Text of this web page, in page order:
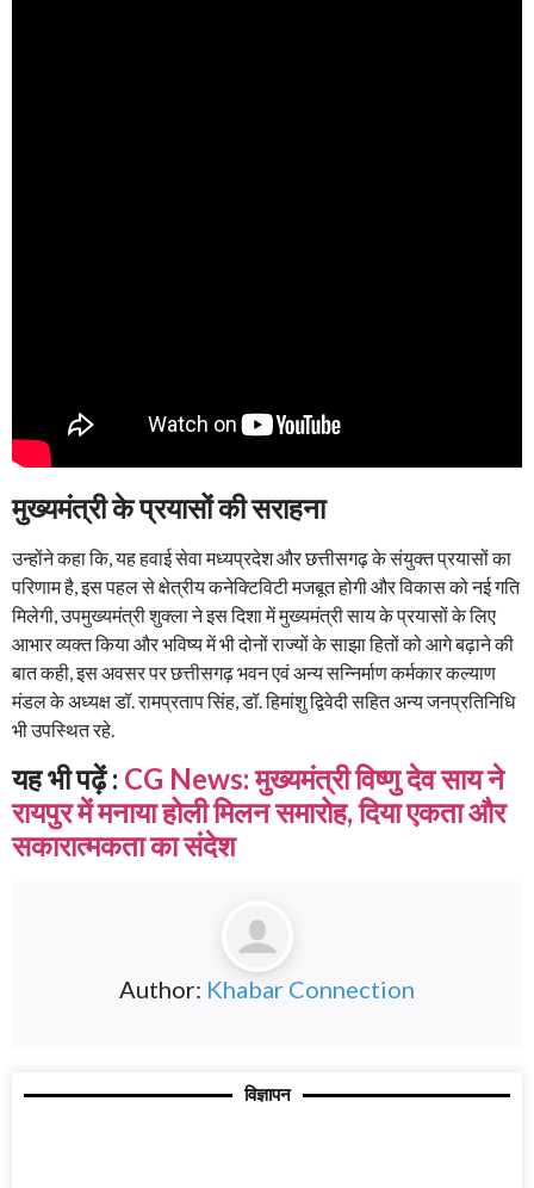
मुख्यमंत्री के प्रयासों की सराहना
उन्होंने कहा कि, यह हवाई सेवा मध्यप्रदेश और छत्तीसगढ़ के संयुक्त प्रयासों का
परिणाम है, इस पहल से क्षेत्रीय कनेक्टिविटी मजबूत होगी और विकास को नई गति
मिलेगी, उपमुख्यमंत्री शुक्ला ने इस दिशा में मुख्यमंत्री साय के प्रयासों के लिए
आभार व्यक्त किया और भविष्य में भी दोनों राज्यों के साझा हितों को आगे बढ़ाने की
बात कही, इस अवसर पर छत्तीसगढ़ भवन एवं अन्य सन्निर्माण कर्मकार कल्याण
मंडल के अध्यक्ष डॉ. रामप्रताप सिंह, डॉ. हिमांशु द्विवेदी सहित अन्य जनप्रतिनिधि
भी उपस्थित रहे.
यह भी पढ़ें : CG News: मुख्यमंत्री विष्णु देव साय ने
रायपुर में मनाया होली मिलन समारोह, दिया एकता और
सकारात्मकता का संदेश
Author: Khabar Connection
विज्ञापन